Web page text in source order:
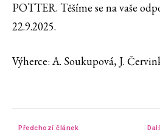
POTTER. Těšíme se na vaše
22.9.2025.
Výherce: A. Soukupová, J.
Předchozí článek